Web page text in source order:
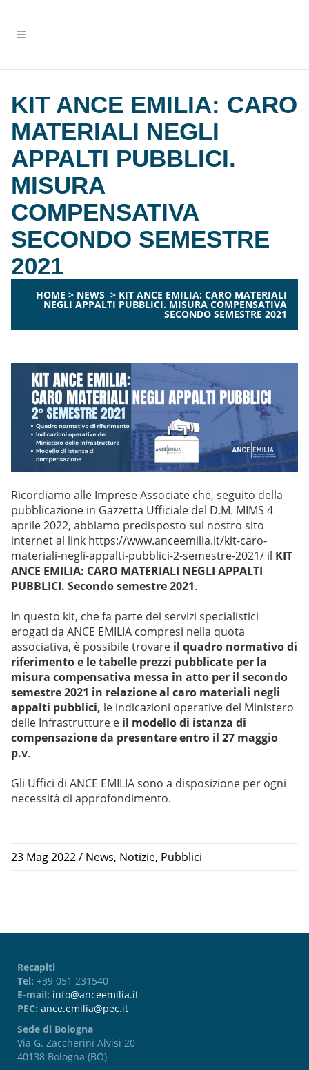
KIT ANCE EMILIA: CARO
MATERIALI NEGLI
APPALTI PUBBLICI.
MISURA
COMPENSATIVA
SECONDO SEMESTRE
2021
HOME > NEWS > KIT ANCE EMILIA: CARO MATERIALI
NEGLI APPALTI PUBBLICI. MISURA COMPENSATIVA
SECONDO SEMESTRE 2021
Ricordiamo alle Imprese Associate che, seguito della
pubblicazione in Gazzetta Ufficiale del D.M. MIMS 4
aprile 2022, abbiamo predisposto sul nostro sito
internet al link https://www.anceemilia.it/kit-caro-
materiali-negli-appalti-pubblici-2-semestre-2021/ il KIT
ANCE EMILIA: CARO MATERIALI NEGLI APPALTI
PUBBLICI. Secondo semestre 2021.
In questo kit, che fa parte dei servizi specialistici
erogati da ANCE EMILIA compresi nella quota
associativa, è possibile trovare il quadro normativo di
riferimento e le tabelle prezzi pubblicate per la
misura compensativa messa in atto per il secondo
semestre 2021 in relazione al caro materiali negli
appalti pubblici, le indicazioni operative del Ministero
delle Infrastrutture e il modello di istanza di
compensazioneda presentare entro il 27 maggio
p.v.
Gli Uffici di ANCE EMILIA sono a disposizione per ogni
necessità di approfondimento.
23 Mag 2022/ News, Notizie, Pubblici
Recapiti
Tel: +39 051 231540
E-mail: info@anceemilia.it
PEC: ance.emilia@pec.it
Sede di Bologna
Via G. Zaccherini Alvisi 20
40138 Bologna (BO)